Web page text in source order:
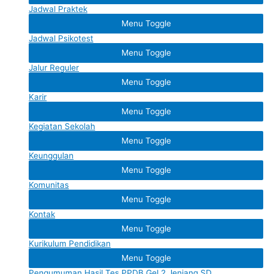
Jadwal Praktek
Menu Toggle
Jadwal Psikotest
Menu Toggle
Jalur Reguler
Menu Toggle
Karir
Menu Toggle
Kegiatan Sekolah
Menu Toggle
Keunggulan
Menu Toggle
Komunitas
Menu Toggle
Kontak
Menu Toggle
Kurikulum Pendidikan
Menu Toggle